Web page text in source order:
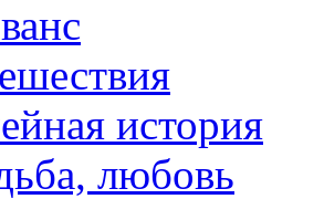
история
любовь